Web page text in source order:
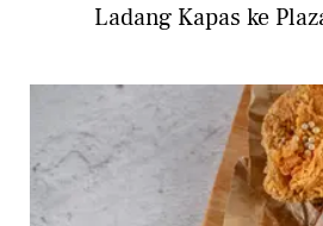
Ladang Kapas ke